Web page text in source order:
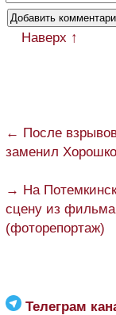
Наверх ↑
← После
заменил
→ На
сцену из
(фоторепортаж)
Телеграм